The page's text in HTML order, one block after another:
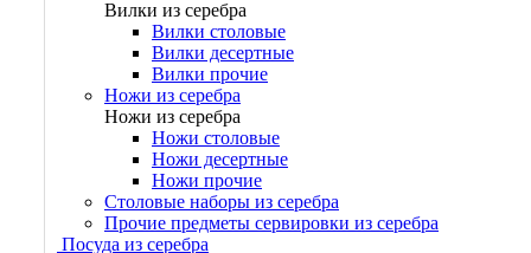
Вилки из серебра
Вилки столовые
Вилки десертные
Вилки прочие
Ножи из серебра
Ножи из серебра
Ножи столовые
Ножи десертные
Ножи прочие
Столовые наборы из серебра
Прочие предметы сервировки из серебра
Посуда из серебра